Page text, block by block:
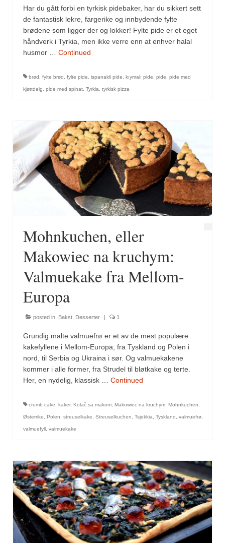
Har du gått forbi en tyrkisk pidebaker, har du sikkert sett
de fantastisk lekre, fargerike og innbydende fylte
brødene som ligger der og lokker! Fylte pide er et eget
håndverk i Tyrkia, men ikke verre enn at enhver halal
husmor … Continued
brød , fylte brød , fylte pide, ispanakli pide, kıymalı pide, pide, pide med
kjøttdeig, pide med spinat, Tyrkia, tyrkisk pizza
Mohnkuchen, eller
Makowiec na kruchym:
Valmuekake fra Mellom-
Europa
posted in: Bakst Desserter | 1
Grundig malte valmuefrø er et av de mest populære
kakefyllene i Mellom-Europa, fra Tyskland og Polen i
nord, til Serbia og Ukraina i sør. Og valmuekakene
kommer i alle former, fra Strudel til bløtkake og terte.
Her, en nydelig, klassisk … Continued
crumb cake kaker, Kolač sa makom Makowiec na kruchym Mohnkuchen
Østerrike Polen streuselkake Streuselkuchen Tsjekkia Tyskland valmuefrø
valmuefyll valmuekake